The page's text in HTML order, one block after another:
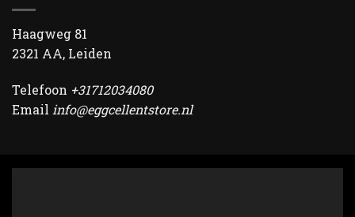
Haagweg 81
2321 AA, Leiden
Telefoon +31712034080
Email info@eggcellentstore.nl